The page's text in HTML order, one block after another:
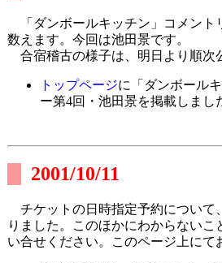
「ダンボールキッチン」コメント
数えます。今回は池田景です。
合宿稽古の様子は、明日より順次
トップページに「ダンボール
ー第4回・池田景を掲載しまし
2001/10/11
チケットの日時指定予約について
りました。このほかにわからないこ
い合せください。このページ上にて